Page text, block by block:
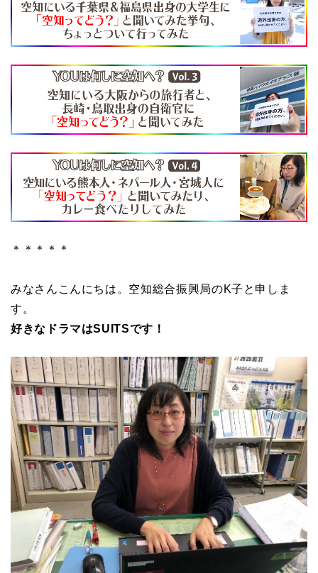
＊＊＊＊＊
みなさんこんにちは。空知総合振興局のK子と申しま
す。
好きなドラマはSUITSです！